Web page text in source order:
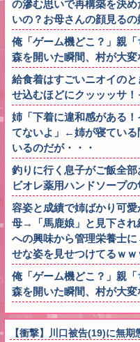
の滲む思いで再構築を決
いの？お母さんの顔見るの
俺「ゲーム機どこ？」親
森を開いた瞬間、村が大
給食着はすごいニオイの
せ込むほどにクッッッサ！
姉「下着に違和感がある
てないよ」←姉が寝ている
いるのだが・・・
釣りに行く息子がご飯全
ビオレ薬用ハンドソープ
容姿と成績で姉ばかり可
母→「馬鹿娘」と見下され
への興味から管理栄養士
せな姿を見せつけてるｗｗ
俺「ゲーム機どこ？」親
森を開いた瞬間、村が大
【衝撃】川口被告(19)に無